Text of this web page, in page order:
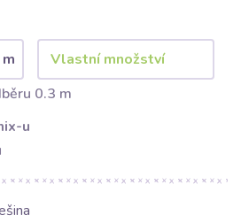
0.3 m
u